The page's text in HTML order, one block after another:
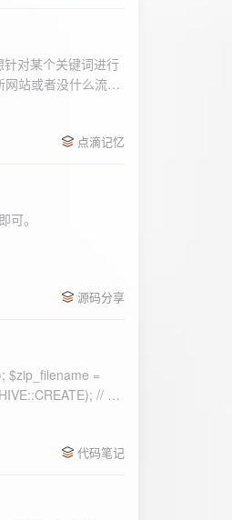
对某个关键词进行
站或者没什么流量
点滴记忆
。
源码分享
$zip_filename =
代码笔记